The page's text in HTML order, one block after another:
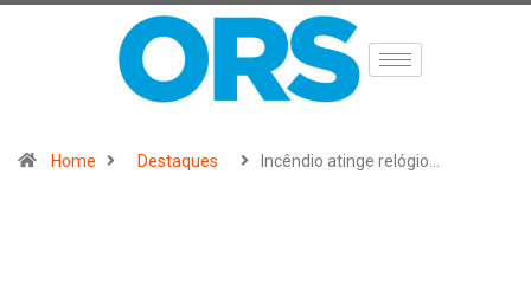
Home Destaques Incêndio atinge relógio…